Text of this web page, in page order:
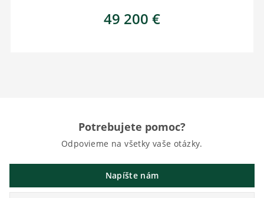
49 200 €
Potrebujete pomoc?
Odpovieme na všetky vaše otázky.
Napíšte nám